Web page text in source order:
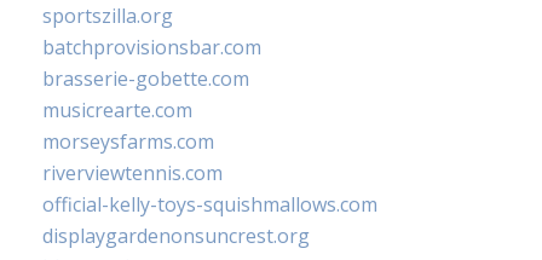
sportszilla.org
batchprovisionsbar.com
brasserie-gobette.com
musicrearte.com
morseysfarms.com
riverviewtennis.com
official-kelly-toys-squishmallows.com
displaygardenonsuncrest.org